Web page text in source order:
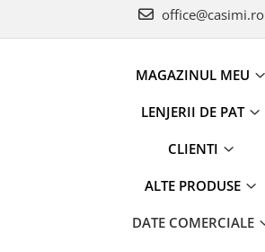
office@casimi.ro
MAGAZINUL MEU
LENJERII DE PAT
CLIENTI
ALTE PRODUSE
DATE COMERCIALE